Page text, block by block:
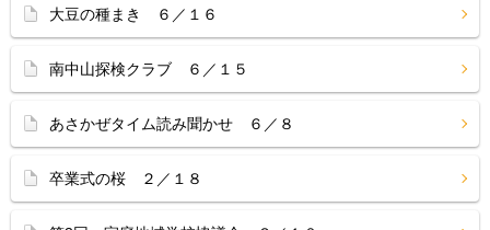
大豆の種まき ６／１６
南中山探検クラブ ６／１５
あさかぜタイム読み聞かせ ６／８
卒業式の桜 ２／１８